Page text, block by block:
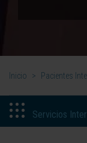
Inicio > Pacientes
Servicios